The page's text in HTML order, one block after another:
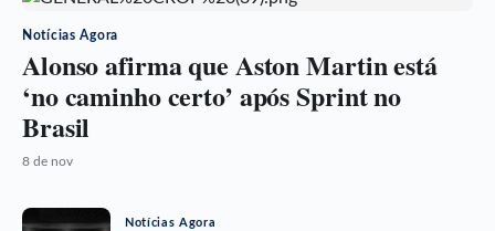
Notícias Agora
Alonso afirma que Aston Martin está
‘no caminho certo’ após Sprint no
Brasil
8 de nov
Notícias Agora